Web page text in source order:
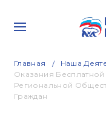
Главная Наша
Оказания
Региональной
Граждан